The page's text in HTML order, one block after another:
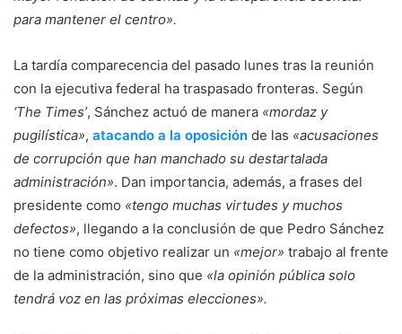
para mantener el centro».
La tardía comparecencia del pasado lunes tras la reunión
con la ejecutiva federal ha traspasado fronteras. Según
‘The Times’, Sánchez actuó de manera «mordaz y
pugilística», atacando a la oposición de las «acusaciones
de corrupción que han manchado su destartalada
administración». Dan importancia, además, a frases del
presidente como «tengo muchas virtudes y muchos
defectos», llegando a la conclusión de que Pedro Sánchez
no tiene como objetivo realizar un «mejor» trabajo al frente
de la administración, sino que «la opinión pública solo
tendrá voz en las próximas elecciones».